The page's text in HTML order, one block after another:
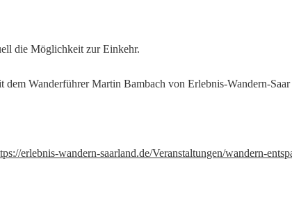
die Möglichkeit zur Einkehr.
Wanderführer Martin Bambach von Erlebnis-Wandern-Saar
erlebnis-wandern-saarland.de/Veranstaltungen/wandern-